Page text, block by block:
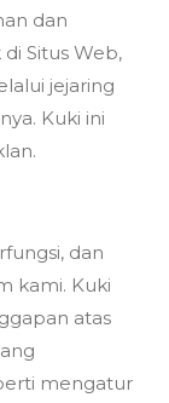
dan
Situs Web,
jejaring
Kuki ini
dan
kami. Kuki
atas
mengatur